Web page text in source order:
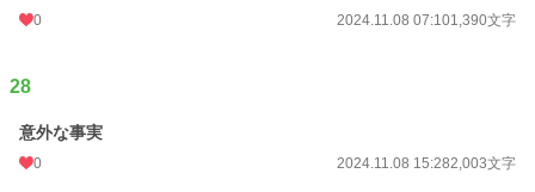
0 2024.11.08 07:101,390文字
28
意外な事実
0 2024.11.08 15:282,003文字